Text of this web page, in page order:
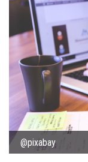
@pixabay